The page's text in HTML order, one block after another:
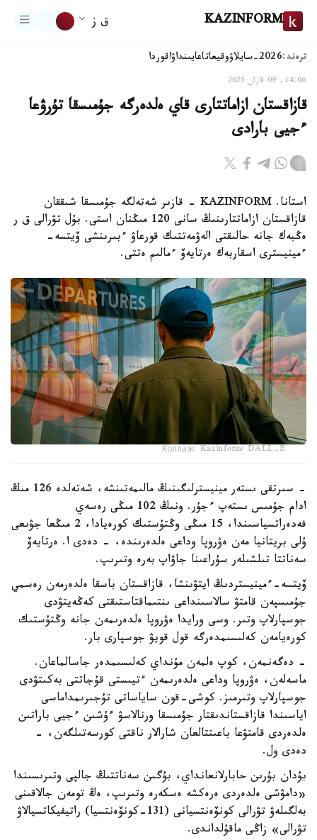
KAZINFORM ق ز
ترەند:2026-سايلاۋ وقيعاتاعايىنداۋاقوردا
14:06, 09 قازان 2025
قازاقستان ازاماتتارى قاي ەلدەرگە جۇمىسقا تۇرۋعا
ءجيى بارادى
استانا. KAZINFORM - قازىر شەتەلگە جۇمىسقا شىققان
قازاقستان ازاماتتارىنىڭ سانى 120 مىڭنان استى. بۇل تۋرالى ق ر
ەڭبەك جانە حالىقتى الەۋمەتتىك قورعاۋ ءبىرىنشى ۆيتسە-
ءمينيسترى اسقاربەك ەرتايەۆ ءمالىم ەتتى.
Коллаж: Kazinform/ DALL-E
- سىرتقى ىستەر مينيسترلىگىنىڭ مالىمەتىنشە، شەتەلدە 126 مىڭ
ادام جۇمىس ىستەپ ءجۇر. ونىڭ 102 مىڭى رەسەي
فەدەراتسياسىندا، 15 مىڭى وڭتۇستىك كورەيادا، 2 مىڭعا جۋىعى
ۇلى بريتانيا مەن ەۋروپا وداعى ەلدەرىندە، - دەدى ا. ەرتايەۆ
سەناتتا تىلشىلەر سۇراعىنا جاۋاپ بەرە وتىرىپ.
ۆيتسە-ءمينيستردىڭ ايتۋىنشا، قازاقستان باسقا ەلدەرمەن رەسمي
جۇمىسپەن قامتۋ سالاسىنداعى ىنتىماقتاستىقتى كەڭەيتۋدى
جوسپارلاپ وتىر. وسى ورايدا ەۋروپا ەلدەرىمەن جانە وڭتۇستىك
كورەيامەن كەلىسىمدەرگە قول قويۋ جوسپارى بار.
- دەگەنمەن، كوپ ەلمەن مۇنداي كەلىسىمدەر جاسالماعان.
ماسەلەن، ەۋروپا وداعى ەلدەرىمەن ءتيىستى قۇجاتتى بەكىتۋدى
جوسپارلاپ وتىرمىز. كوشى-قون ساياساتى تۇجىرىمداماسى
اياسىندا قازاقستاندىقتار جۇمىسقا ورنالاسۋ ءۇشىن ءجيى باراتىن
ەلدەردى قامتۋعا باعىتتالعان شارالار ناقتى كورسەتىلگەن، -
دەدى ول.
بۇدان بۇرىن حابارلانعانداي، بۇگىن سەناتتىڭ جالپى وتىرىسىندا
«دامۋشى ەلدەردى ەرەكشە ەسكەرە وتىرىپ، ەڭ تومەن جالاقىنى
بەلگىلەۋ تۋرالى كونۆەنتسيانى (131-كونۆەنتسيا) راتيفيكاتسيالاۋ
تۋرالى» زاڭى ماقۇلداندى.